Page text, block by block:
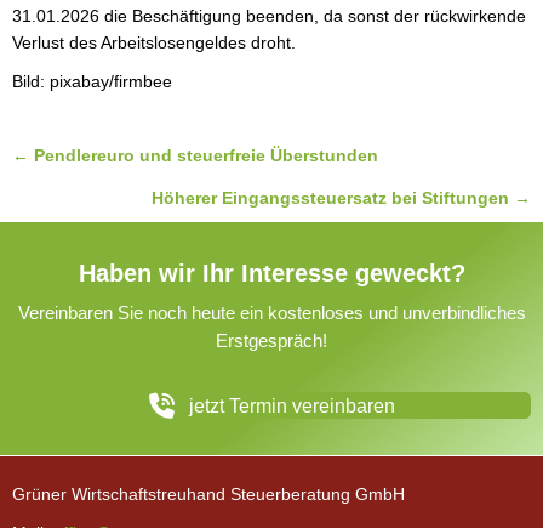
31.01.2026 die Beschäftigung beenden, da sonst der rückwirkende
Verlust des Arbeitslosengeldes droht.
Bild: pixabay/firmbee
Posts
← Pendlereuro und steuerfreie Überstunden
Höherer Eingangssteuersatz bei Stiftungen →
Haben wir Ihr Interesse geweckt?
Vereinbaren Sie noch heute ein kostenloses und unverbindliches
Erstgespräch!
jetzt Termin vereinbaren
Grüner Wirtschaftstreuhand Steuerberatung GmbH